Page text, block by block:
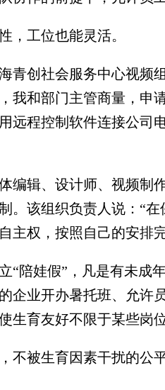
工位也能灵活。
创社会服务中心视频
我和部门主管商量，申
远程控制软件连接公司
辑、设计师、视频制
。该组织负责人说：“
主权，按照自己的安排
娃假”，凡是有未成
企业开办暑托班、允许
育友好不限于某些岗
被生育因素干扰的公